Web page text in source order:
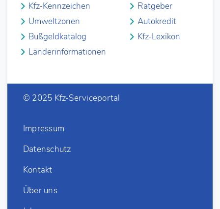
Kfz-Kennzeichen
Umweltzonen
Bußgeldkatalog
Länderinformationen
Ratgeber
Autokredit
Kfz-Lexikon
© 2025 Kfz-Serviceportal
Impressum
Datenschutz
Kontakt
Über uns